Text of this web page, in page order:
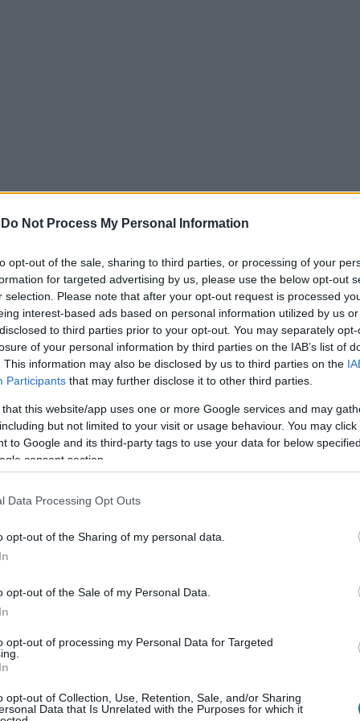
Do Not Process My Personal Information
opt-out of the sale, sharing to third parties, or processing of your
for targeted advertising by us, please use the below opt-out
selection. Please note that after your opt-out request is processed
interest-based ads based on personal information utilized by us
to third parties prior to your opt-out. You may separately
of your personal information by third parties on the IAB’s list of
This information may also be disclosed by us to third parties on the
Participants that may further disclose it to other third parties.
that this website/app uses one or more Google services and may
but not limited to your visit or usage behaviour. You may
to Google and its third-party tags to use your data for below
consent section.
Data Processing Opt Outs
opt-out of the Sharing of my personal data.
opt-out of the Sale of my Personal Data.
opt-out of processing my Personal Data for Targeted
opt-out of Collection, Use, Retention, Sale, and/or Sharing
Data that Is Unrelated with the Purposes for which it
σε συνεργασία με το Fondazione Altagamma, η
για πρώτη φορά τόσο σημαντική συρρίκνωση της
κλάδο.
καταναλωτών
έχασε περίπου 50 εκατομμύρια καταναλωτές μέσα σε
το 2022 σε 350 εκατομμύρια το 2024. Η
να εκτιμάται πλέον μεταξύ 330 και 340
τιμών, στη μείωση της αγοραστικής δύναμης των
στροφή των καταναλωτών προς τις εμπειρίες αντί για
είναι προσιτή
ακολούθησαν επιθετική στρατηγική ανατιμήσεων, με
Η στρατηγική στηρίχθηκε στο λεγόμενο «Φαινόμενο
την επιθυμία για αγορά, καθώς συνδέεται με το κύρος
μόνο βραχυπρόθεσμα. Ενώ οι πολύ εύποροι
μεσαία τάξη, που ιστορικά στήριξε την ανάπτυξη της